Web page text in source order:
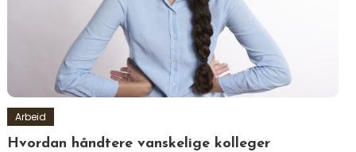
Arbeid
Hvordan håndtere vanskelige kolleger